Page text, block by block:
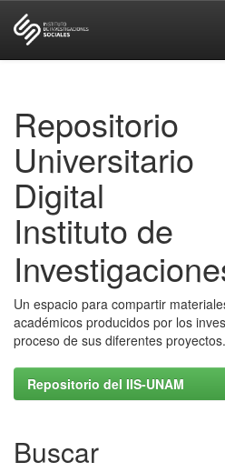
Repositorio
Universitario
Digital
Instituto de
Un espacio para compartir
académicos producidos por los
proceso de sus diferentes proyectos.
Repositorio del IIS-UNAM
Buscar